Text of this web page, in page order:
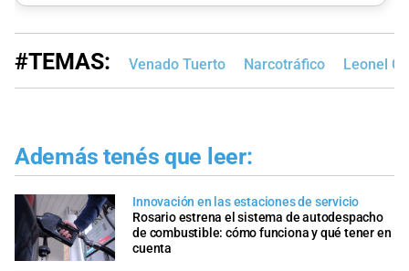
#TEMAS: Venado Tuerto Narcotráfico Leonel
Además tenés que leer:
Innovación en las estaciones de servicio
Rosario estrena el sistema de autodespacho
de combustible: cómo funciona y qué tener en
cuenta